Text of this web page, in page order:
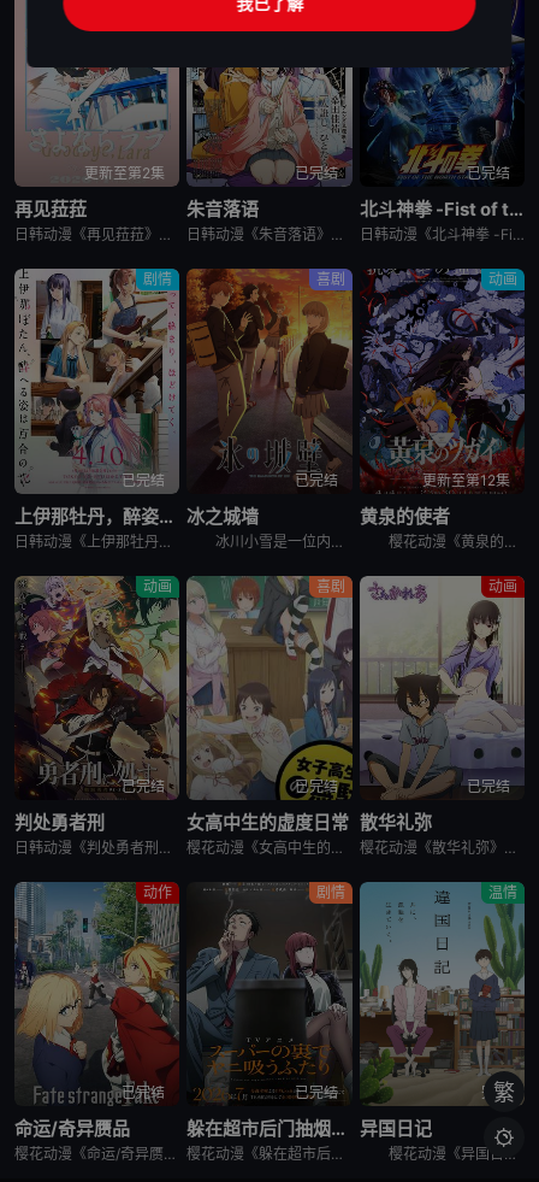
更新至第2集
再见菈菈
日韩动漫《再见菈菈》又名：Sayonara Lara,再见,劳拉,さよならララ，讲述了：昔々あるところに、ララという人魚のプリンセスがおりました。海の王である父と、姉たちに愛されて、すくすくと育ちまし
已完结
朱音落语
日韩动漫《朱音落语》又名：落语朱音,Akane-banashi,あかね噺，讲述了：朱音从小就非常崇拜身为落语家的父亲，经常在门后偷看父亲练习的模样。然而，父亲参加「真打」晋升测验却遭到无情地逐出师门之
已完结
北斗神拳 -Fist of the North Star-
日韩动漫《北斗神拳 -Fist of the North Star-》又名：北⽃之拳 -Fist of the North Star-,北斗の拳 -FIST OF THE NORTH STAR-，讲述
剧情
已完结
上伊那牡丹，醉姿如百合
日韩动漫《上伊那牡丹，醉姿如百合》又名：Kamiina Botan,Yoeru Sugata wa Yuri no Hana,the Drunken Appearance Is a Lily Flow
喜剧
已完结
冰之城墙
冰川小雪是一位内向的学生，她总是向外筑起一道高高的心墙，只跟儿时好友安昙美姫互动。有一天，名叫雨宫凑的男孩，没来由地开始试图打进小雪的心房，扰乱了她平静的生活。 孤僻的小雪、受欢迎的美姫、没有边界
动画
更新至第12集
黄泉的使者
樱花动漫《黄泉的使者》讲述了，月落和亚晨是一对双胞胎兄妹，他们在一个与世隔绝的深山小村落里出生，被称为“分隔夜与昼的双子”。他们拥有获得特殊力量的资格，一场围绕他们的双使战斗也随之展开。 &nbs
动画
已完结
判处勇者刑
日韩动漫《判处勇者刑》又名：勇者刑に処す,勇者处刑 惩罚勇者9004队服刑记录,勇者刑に処す 懲罰勇者9004隊刑務記録，讲述了：勇者刑是最严重的刑罚。犯了大罪被判处勇者刑的人，将受到勇者的惩罚。所谓
喜剧
已完结
女高中生的虚度日常
樱花动漫《女高中生的虚度日常》又名：女子高中生的虚度日常,女高中生的无所事事,女高中生的浪费青春,Wasteful Days of High School Girls,女子高生の無駄づかい，讲述了：性
动画
已完结
散华礼弥
樱花动漫《散华礼弥》又名Sankarea,僵尸哪有那么萌？(台),さんかれあ,散华礼弥，讲述了：散华礼弥（内田真礼 配音）本该是一个快乐活泼的女孩，可是与亡母过分想象的外貌激发了父亲散华团一郎（石冢运
动作
已完结
命运/奇异赝品
樱花动漫《命运/奇异赝品》讲述了，魔术师与英灵为夺取能如愿所偿的愿望机“圣杯”而展开圣杯战争。日本的第五次圣杯战争结束后的几年，在美国西部的城市雪原市被观测到有新的圣杯战争预兆，集结的魔术师与英灵……
剧情
已完结
躲在超市后门抽烟的两人
樱花动漫《躲在超市后门抽烟的两人》讲述了，每天过着社畜生活的上班族佐佐木，唯一的慰藉就是常去超市的收银员山田。某天疲惫不堪的他再次前往超市寻求治愈，却发现山田刚好不在。郁闷的他试图通过抽烟缓解压力，却
温情
完结
异国日记
樱花动漫《异国日记》讲述了，少女小说家的高代槙生在姐姐夫妇的葬礼上，面对被亲戚们互相推诿的姐姐的遗孤·朝无法视而不见，顺势决定收养她。但是把侄女带回去之后，不善交际的槙生才发现自己不适合和谁一起生
繁
